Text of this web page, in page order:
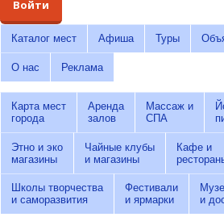
Войти
Каталог мест Афиша Туры
О нас Реклама
Карта мест
города
Аренда
залов
Массаж и
СПА
Этно и эко
магазины
Чайные клубы
и магазины
Кафе и
Школы творчества
и саморазвития
Фестивали
и ярмарки
и